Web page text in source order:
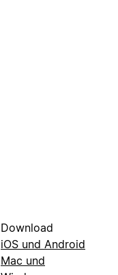
Download
iOS und Android
Mac und